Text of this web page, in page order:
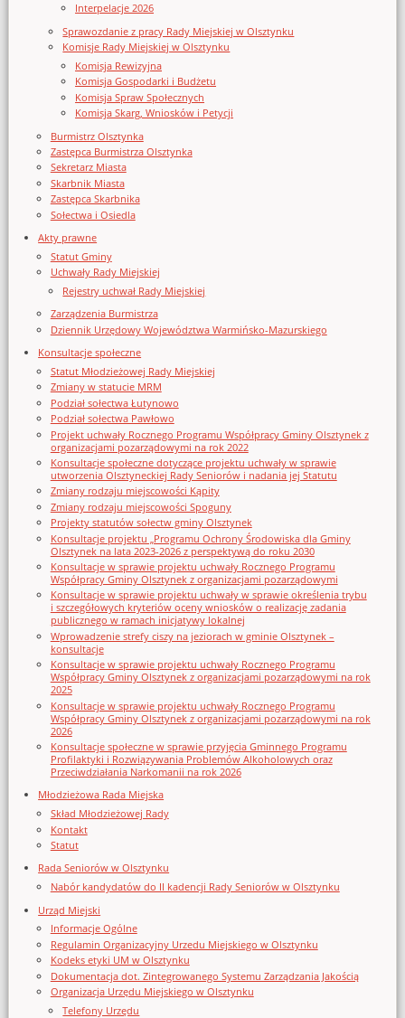
Interpelacje 2026
Sprawozdanie z pracy Rady Miejskiej w Olsztynku
Komisje Rady Miejskiej w Olsztynku
Komisja Rewizyjna
Komisja Gospodarki i Budżetu
Komisja Spraw Społecznych
Komisja Skarg, Wniosków i Petycji
Burmistrz Olsztynka
Zastępca Burmistrza Olsztynka
Sekretarz Miasta
Skarbnik Miasta
Zastępca Skarbnika
Sołectwa i Osiedla
Akty prawne
Statut Gminy
Uchwały Rady Miejskiej
Rejestry uchwał Rady Miejskiej
Zarządzenia Burmistrza
Dziennik Urzędowy Województwa Warmińsko-Mazurskiego
Konsultacje społeczne
Statut Młodzieżowej Rady Miejskiej
Zmiany w statucie MRM
Podział sołectwa Łutynowo
Podział sołectwa Pawłowo
Projekt uchwały Rocznego Programu Współpracy Gminy Olsztynek z
organizacjami pozarządowymi na rok 2022
Konsultacje społeczne dotyczące projektu uchwały w sprawie
utworzenia Olsztyneckiej Rady Seniorów i nadania jej Statutu
Zmiany rodzaju miejscowości Kąpity
Zmiany rodzaju miejscowości Spoguny
Projekty statutów sołectw gminy Olsztynek
Konsultacje projektu „Programu Ochrony Środowiska dla Gminy
Olsztynek na lata 2023-2026 z perspektywą do roku 2030
Konsultacje w sprawie projektu uchwały Rocznego Programu
Współpracy Gminy Olsztynek z organizacjami pozarządowymi
Konsultacje w sprawie projektu uchwały w sprawie określenia trybu
i szczegółowych kryteriów oceny wniosków o realizację zadania
publicznego w ramach inicjatywy lokalnej
Wprowadzenie strefy ciszy na jeziorach w gminie Olsztynek –
konsultacje
Konsultacje w sprawie projektu uchwały Rocznego Programu
Współpracy Gminy Olsztynek z organizacjami pozarządowymi na rok
2025
Konsultacje w sprawie projektu uchwały Rocznego Programu
Współpracy Gminy Olsztynek z organizacjami pozarządowymi na rok
2026
Konsultacje społeczne w sprawie przyjęcia Gminnego Programu
Profilaktyki i Rozwiązywania Problemów Alkoholowych oraz
Przeciwdziałania Narkomanii na rok 2026
Młodzieżowa Rada Miejska
Skład Młodzieżowej Rady
Kontakt
Statut
Rada Seniorów w Olsztynku
Nabór kandydatów do II kadencji Rady Seniorów w Olsztynku
Urząd Miejski
Informacje Ogólne
Regulamin Organizacyjny Urzedu Miejskiego w Olsztynku
Kodeks etyki UM w Olsztynku
Dokumentacja dot. Zintegrowanego Systemu Zarządzania Jakością
Organizacja Urzędu Miejskiego w Olsztynku
Telefony Urzędu